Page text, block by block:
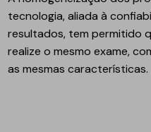
tecnologia, aliada à
resultados, tem permitido
realize o mesmo exame,
as mesmas características.